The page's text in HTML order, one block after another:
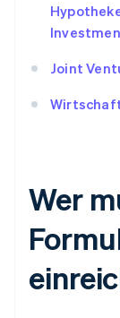
Joint
Wer